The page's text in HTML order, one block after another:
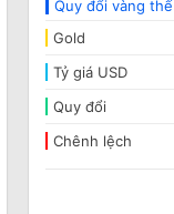
Quy đổi vàng
Gold
Tỷ giá USD
Quy đổi
Chênh lệch